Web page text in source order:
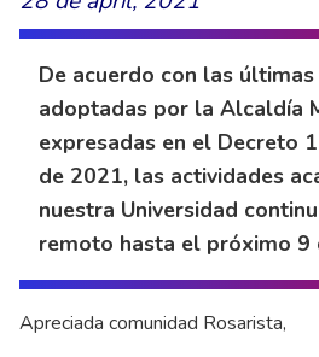
De acuerdo con las
adoptadas por la Alcaldía
expresadas en el Decreto
de 2021, las actividades
nuestra Universidad
remoto hasta el próximo 9
Apreciada comunidad Rosarista,